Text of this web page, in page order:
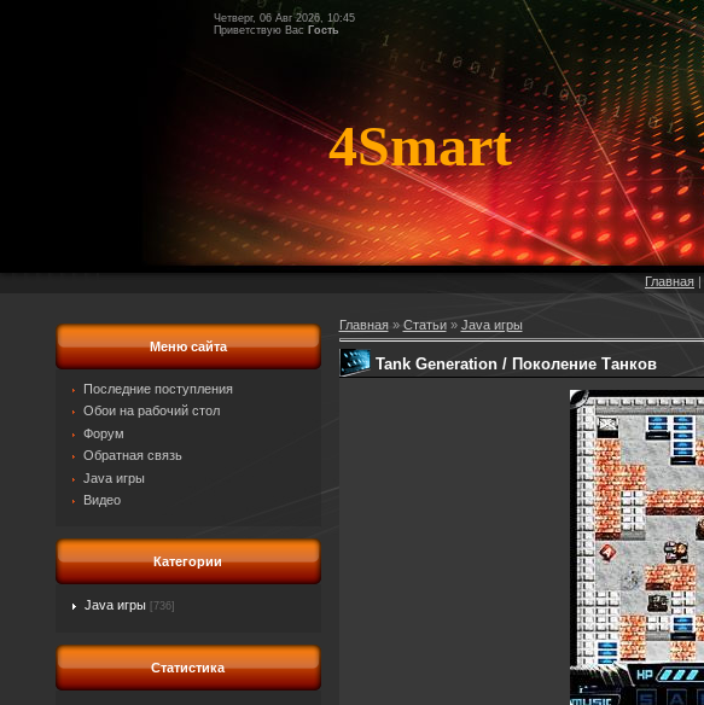
Четверг, 06 Авг 2026, 10:45
Приветствую Вас Гость
4Smart
Главная |
Меню сайта
Последние поступления
Обои на рабочий стол
Форум
Обратная связь
Java игры
Видео
Категории
Java игры [736]
Статистика
Главная» Статьи» Java игры
Tank Generation / Поколение Танков